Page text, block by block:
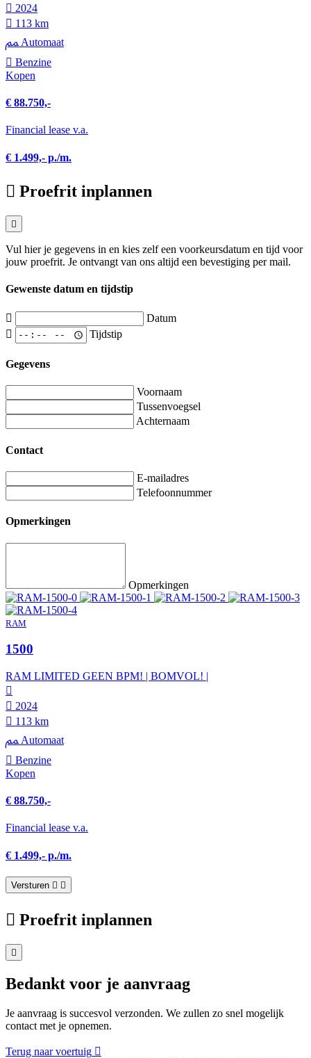
2024
113 km
Automaat
Benzine
Kopen
€ 88.750,-
Financial lease v.a.
€ 1.499,- p./m.
Proefrit inplannen
Vul hier je gegevens in en kies zelf een voorkeursdatum en tijd voor
jouw proefrit. Je ontvangt van ons altijd een bevestiging per mail.
Gewenste datum en tijdstip
Datum
Tijdstip
Gegevens
Voornaam
Tussenvoegsel
Achternaam
Contact
E-mailadres
Telefoonnummer
Opmerkingen
Opmerkingen
RAM
1500
RAM LIMITED GEEN BPM! | BOMVOL! |
2024
113 km
Automaat
Benzine
Kopen
€ 88.750,-
Financial lease v.a.
€ 1.499,- p./m.
Versturen
Proefrit inplannen
Bedankt voor je aanvraag
Je aanvraag is succesvol verzonden. We zullen zo snel mogelijk
contact met je opnemen.
Terug naar voertuig